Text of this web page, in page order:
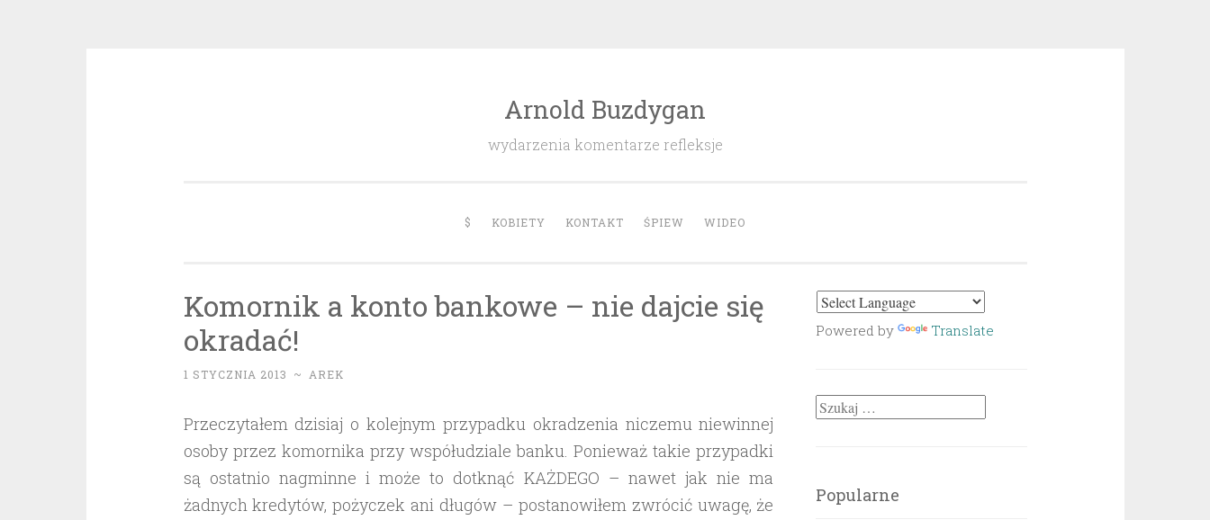
Arnold Buzdygan
wydarzenia komentarze refleksje
$ KOBIETY KONTAKT ŚPIEW WIDEO
Komornik a konto bankowe – nie dajcie się
okradać!
1 STYCZNIA 2013 ~ AREK
Przeczytałem dzisiaj o kolejnym przypadku okradzenia niczemu niewinnej
osoby przez komornika przy współudziale banku. Ponieważ takie przypadki
są ostatnio nagminne i może to dotknąć KAŻDEGO – nawet jak nie ma
żadnych kredytów, pożyczek ani długów – postanowiłem zwrócić uwagę, że
Powered by Translate
Szukaj:
Popularne